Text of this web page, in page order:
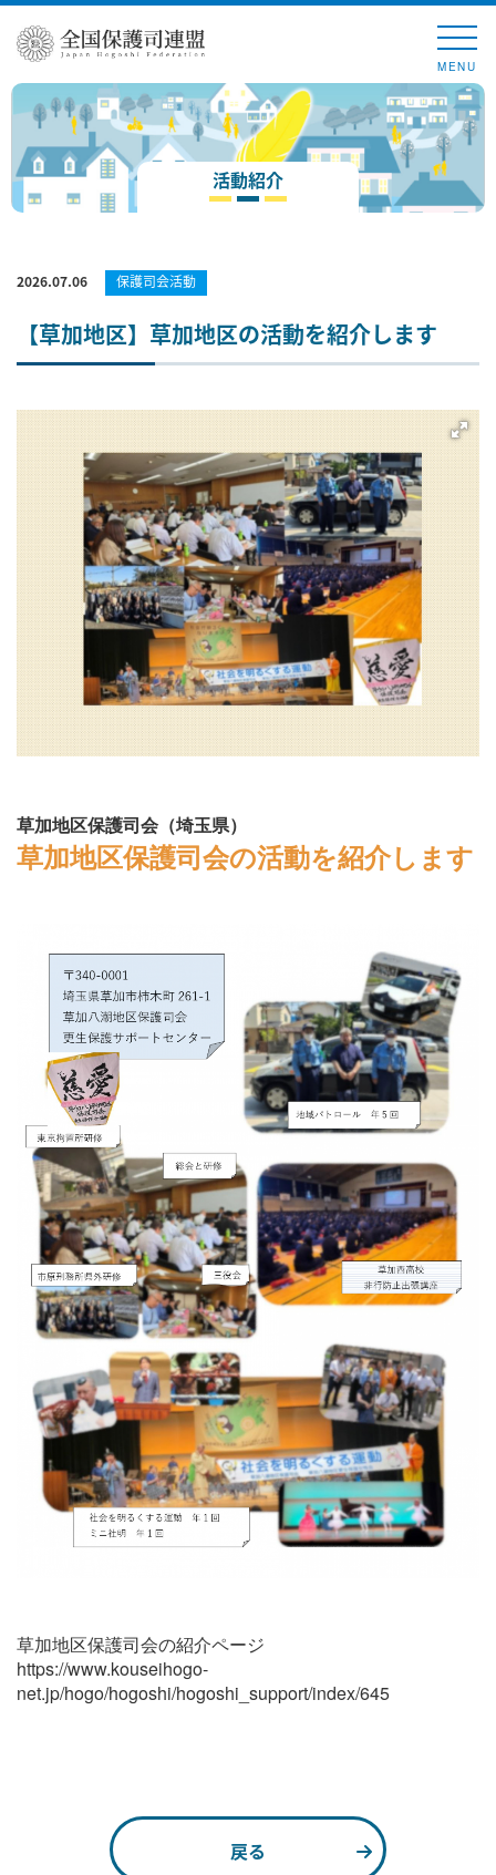
MENU
活動紹介
2026.07.06 保護司会活動
【草加地区】草加地区の活動を紹介します
草加地区保護司会（埼玉県）
草加地区保護司会の活動を紹介します
草加地区保護司会の紹介ページ
https://www.kouseihogo-
net.jp/hogo/hogoshi/hogoshi_support/index/645
戻る